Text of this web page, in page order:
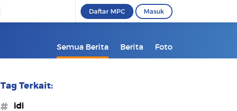
Daftar MPC Masuk
Semua Berita Berita Foto
Tag Terkait:
#idi